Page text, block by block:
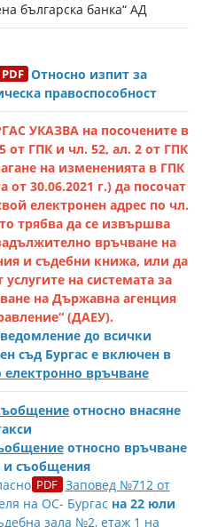
българска банка“ АД
Относно изпит за
правоспособност
УКАЗВА на посочените в
от ГПК и чл. 52, ал. 2 от ГПК
на измененията в ГПК
от 30.06.2021 г.) да посочат
електронен адрес по чл.
трябва да се извършва
връчване на
и съдебни книжа, или да
на системата за
на Държавна агенция
(ДАЕУ).
до всички
съд Бургас е включен в
електронно връчване
относно внасяне
относно връчване
и съобщения
Заповед №712 от
на ОС- Бургас на 22 юли
зала №2, етаж 1 на